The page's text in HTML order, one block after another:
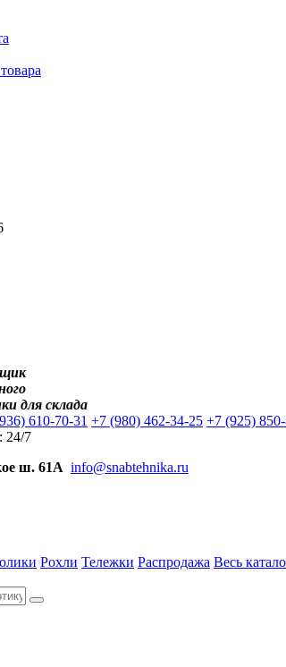
для склада
610-70-31 +7 (980) 462-34-25 +7 (925)
24/7
ш. 61А info@snabtehnika.ru
Рохли Тележки Распродажа Весь